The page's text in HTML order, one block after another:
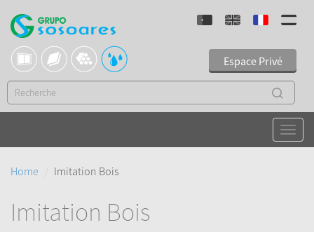
Espace Privé
Home Imitation Bois
Imitation Bois